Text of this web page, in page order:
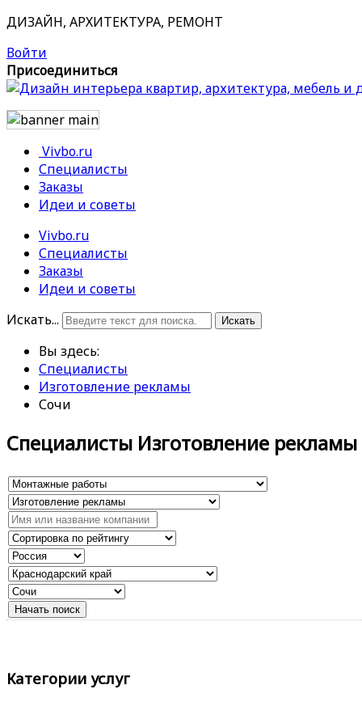
ДИЗАЙН, АРХИТЕКТУРА, РЕМОНТ
Войти
Присоединиться
Vivbo.ru
Специалисты
Заказы
Идеи и советы
Vivbo.ru
Специалисты
Заказы
Идеи и советы
Искать...
Искать
Вы здесь:
Специалисты
Изготовление рекламы
Сочи
Специалисты Изготовление рекламы
Категории услуг